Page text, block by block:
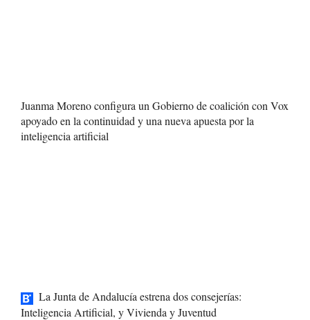
Juanma Moreno configura un Gobierno de coalición con Vox
apoyado en la continuidad y una nueva apuesta por la
inteligencia artificial
La Junta de Andalucía estrena dos consejerías:
Inteligencia Artificial, y Vivienda y Juventud